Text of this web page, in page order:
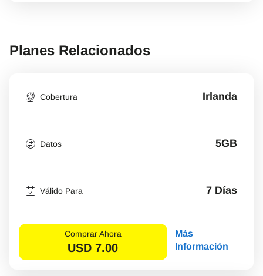
Planes Relacionados
Cobertura Irlanda
Datos 5GB
Válido Para 7 Días
Comprar Ahora
USD 7.00
Más
Información